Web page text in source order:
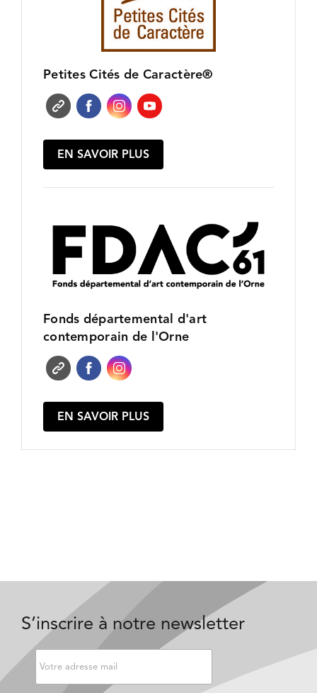
Petites Cités de Caractère®
EN SAVOIR PLUS
Fonds départemental d'art
contemporain de l'Orne
EN SAVOIR PLUS
S’inscrire à notre newsletter